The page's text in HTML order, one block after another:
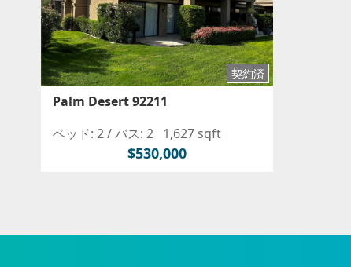
契約済
Palm Desert 92211
ベッド: 2 /バス: 2 1,627 sqft
$530,000